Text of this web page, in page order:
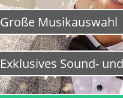
Große Musikauswahl
Exklusives Sound-